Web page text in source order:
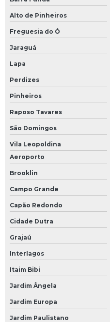
Alto de Pinheiros
Freguesia do Ó
Jaraguá
Lapa
Perdizes
Pinheiros
Raposo Tavares
São Domingos
Vila Leopoldina
Aeroporto
Brooklin
Campo Grande
Capão Redondo
Cidade Dutra
Grajaú
Interlagos
Itaim Bibi
Jardim Ângela
Jardim Europa
Jardim Paulistano